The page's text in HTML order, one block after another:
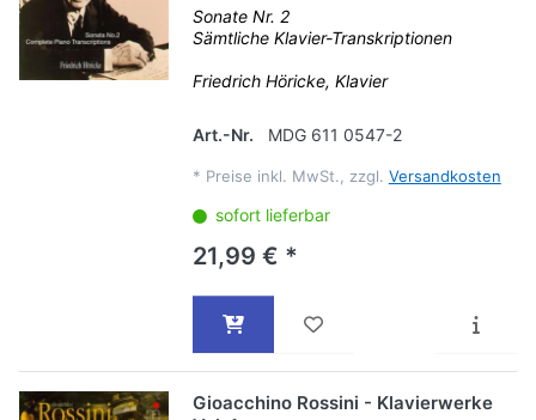
Sonate Nr. 2
Sämtliche Klavier-Transkriptionen
Friedrich Höricke, Klavier
Art.-Nr. MDG 611 0547-2
* Preise inkl. MwSt., zzgl. Versandkosten
sofort lieferbar
21,99 € *
Gioacchino Rossini - Klavierwerke